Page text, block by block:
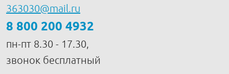
363030@mail.ru
8 800 200 4932
пн-пт 8.30 - 17.30,
звонок бесплатный